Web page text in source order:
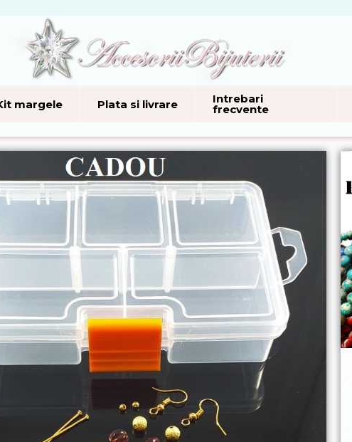
margele Plata si livrare Intrebari
frecvente